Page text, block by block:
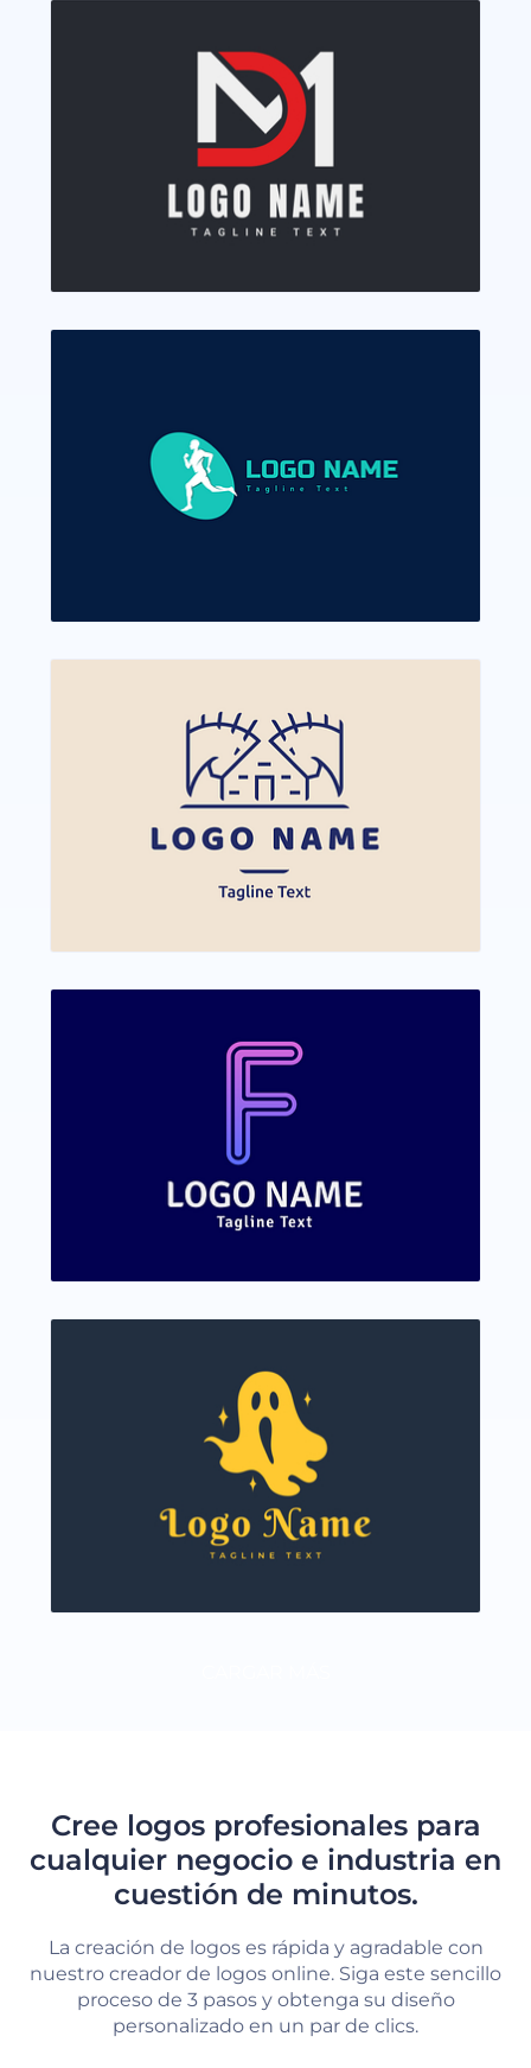
Cree logos profesionales para
cualquier negocio e industria en
cuestión de minutos.
La creación de logos es rápida y agradable con
nuestro creador de logos online. Siga este sencillo
proceso de 3 pasos y obtenga su diseño
personalizado en un par de clics.